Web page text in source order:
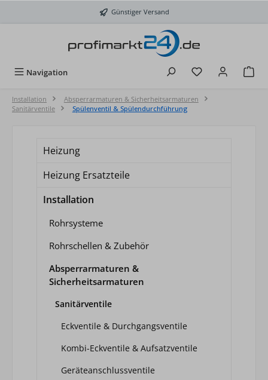
Günstiger Versand
Navigation Du hast 0
Installation
Absperrarmaturen & Sicherheitsarmaturen
Sanitärventile
Spülenventil & Spülendurchführung
Heizung
Heizung Ersatzteile
Installation
Rohrsysteme
Rohrschellen & Zubehör
Absperrarmaturen &
Sicherheitsarmaturen
Sanitärventile
Eckventile & Durchgangsventile
Kombi-Eckventile & Aufsatzventile
Geräteanschlussventile